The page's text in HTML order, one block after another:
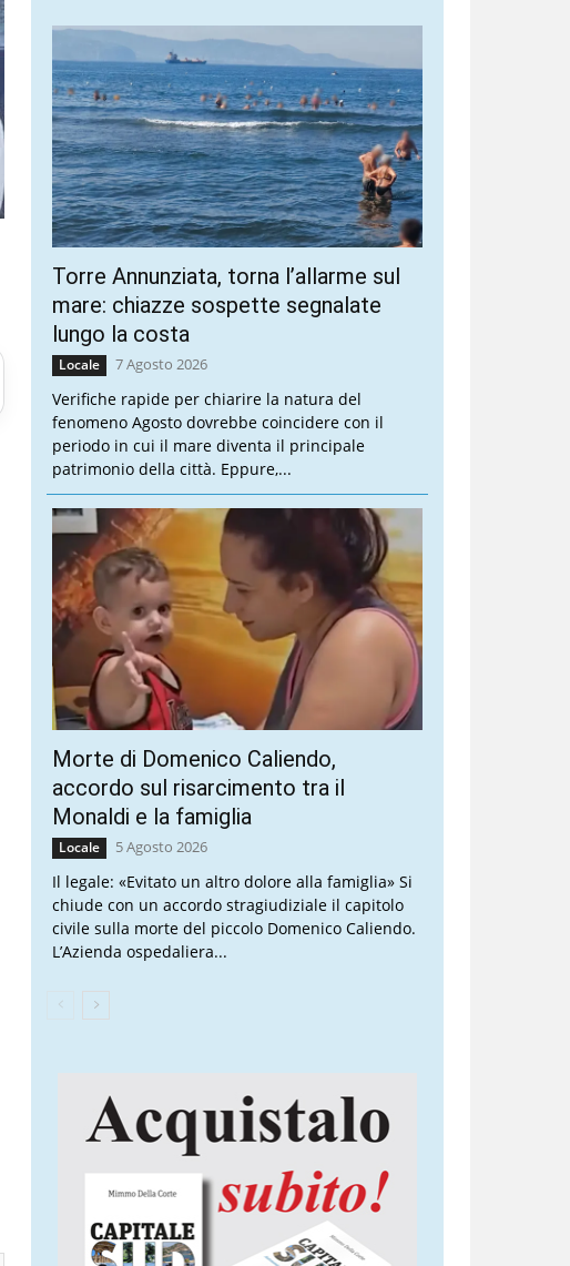
Torre Annunziata, torna l’allarme sul
mare: chiazze sospette segnalate
lungo la costa
Locale 7 Agosto 2026
Verifiche rapide per chiarire la natura del
fenomeno Agosto dovrebbe coincidere con il
periodo in cui il mare diventa il principale
patrimonio della città. Eppure,...
Morte di Domenico Caliendo,
accordo sul risarcimento tra il
Monaldi e la famiglia
Locale 5 Agosto 2026
Il legale: «Evitato un altro dolore alla famiglia» Si
chiude con un accordo stragiudiziale il capitolo
civile sulla morte del piccolo Domenico Caliendo.
L’Azienda ospedaliera...